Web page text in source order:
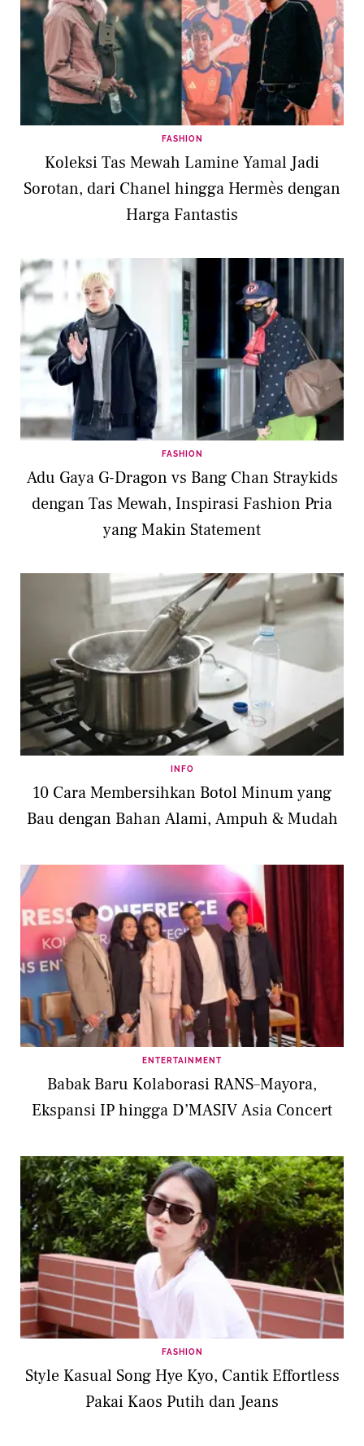
FASHION
Koleksi Tas Mewah Lamine Yamal Jadi
Sorotan, dari Chanel hingga Hermès dengan
Harga Fantastis
FASHION
Adu Gaya G-Dragon vs Bang Chan Straykids
dengan Tas Mewah, Inspirasi Fashion Pria
yang Makin Statement
INFO
10 Cara Membersihkan Botol Minum yang
Bau dengan Bahan Alami, Ampuh & Mudah
ENTERTAINMENT
Babak Baru Kolaborasi RANS–Mayora,
Ekspansi IP hingga D’MASIV Asia Concert
FASHION
Style Kasual Song Hye Kyo, Cantik Effortless
Pakai Kaos Putih dan Jeans